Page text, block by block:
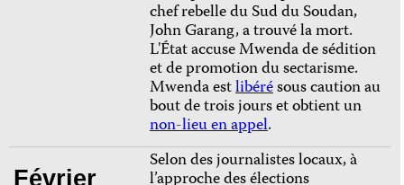
chef rebelle du Sud du Soudan,
John Garang, a trouvé la mort.
L'État accuse Mwenda de sédition
et de promotion du sectarisme.
Mwenda estlibérésous caution au
bout de trois jours et obtient un
non-lieu en appel.
Février
Selon des journalistes locaux, à